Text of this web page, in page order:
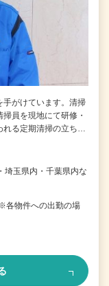
手がけています。清掃
員を現地にて研修・
る定期清掃の立ち…
埼玉県内・千葉県内な
各物件への出勤の場